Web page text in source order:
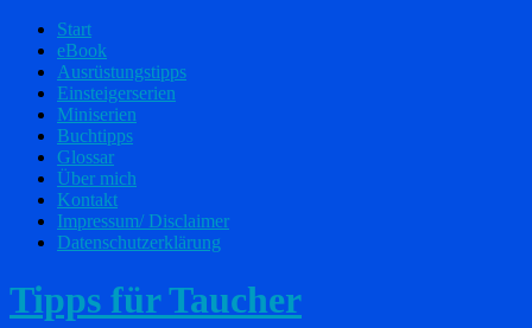
Start
eBook
Ausrüstungstipps
Einsteigerserien
Miniserien
Buchtipps
Glossar
Über mich
Kontakt
Impressum/ Disclaimer
Datenschutzerklärung
Tipps für Taucher